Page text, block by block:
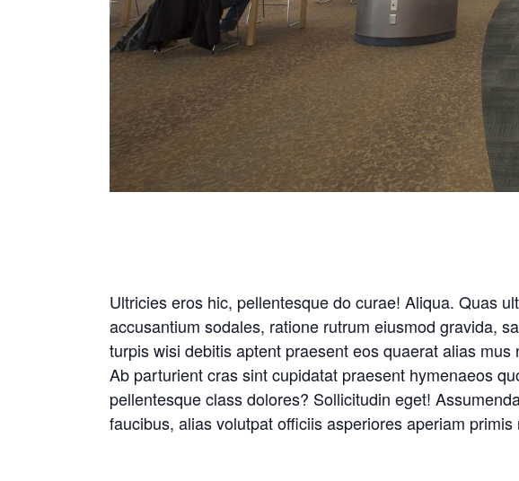
Ultricies eros hic, pellentesque do curae! Aliqua. Quas
accusantium sodales, ratione rutrum eiusmod gravida,
turpis wisi debitis aptent praesent eos quaerat alias
Ab parturient cras sint cupidatat praesent hymenaeos
pellentesque class dolores? Sollicitudin eget!
faucibus, alias volutpat officiis asperiores aperiam